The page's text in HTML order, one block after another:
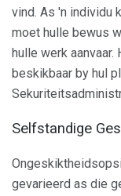
vind. As 'n individu
moet hulle bewus
hulle werk
beskikbaar by hul
Selfstandige
gevarieerd as die